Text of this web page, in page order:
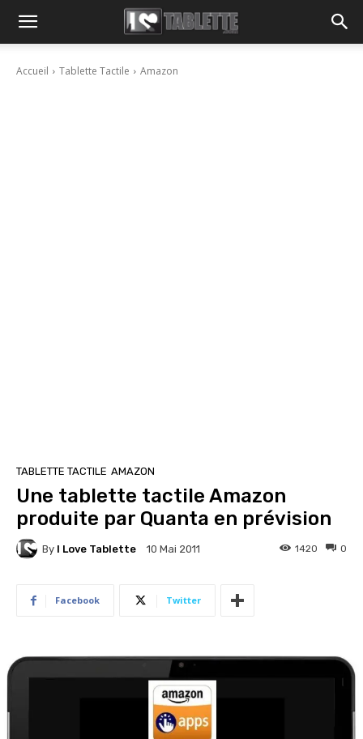
Accueil Tablette Tactile Amazon
TABLETTE TACTILE AMAZON
Une tablette tactile Amazon
produite par Quanta en prévision
By I Love Tablette 10 Mai 2011 0
1420
Facebook Twitter